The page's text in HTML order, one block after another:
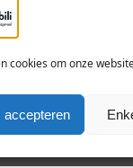
cookies om onze
accepteren